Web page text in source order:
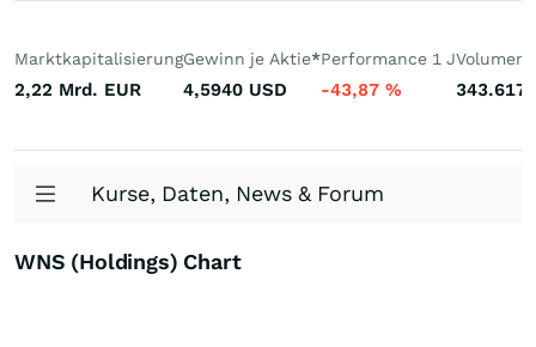
Marktkapitalisierung
2,22 Mrd. EUR
Gewinn je Aktie*
4,5940 USD
Performance 1 J
-43,87 %
Volumen
343.617
Kurse, Daten, News & Forum
WNS (Holdings) Chart